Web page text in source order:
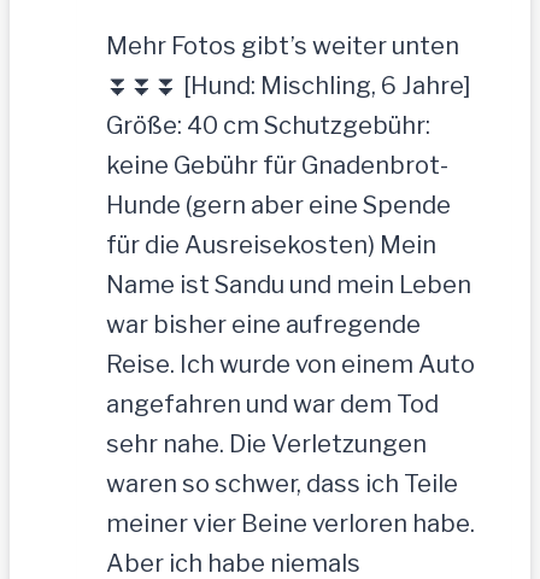
Mehr Fotos gibt’s weiter unten
⏬⏬⏬ [Hund: Mischling, 6 Jahre]
Größe: 40 cm Schutzgebühr:
keine Gebühr für Gnadenbrot-
Hunde (gern aber eine Spende
für die Ausreisekosten) Mein
Name ist Sandu und mein Leben
war bisher eine aufregende
Reise. Ich wurde von einem Auto
angefahren und war dem Tod
sehr nahe. Die Verletzungen
waren so schwer, dass ich Teile
meiner vier Beine verloren habe.
Aber ich habe niemals